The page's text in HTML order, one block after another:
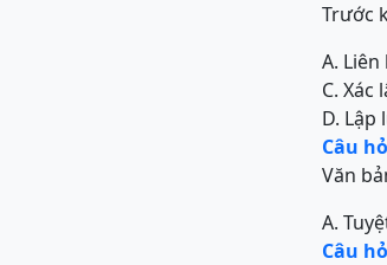
Trước
A.
C.
D.
Câu
Văn
A.
Câu